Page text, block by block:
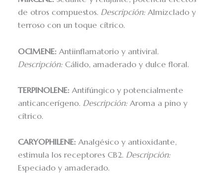
de otros compuestos. Descripción: Almizclado y
terroso con un toque cítrico.
OCIMENE: Antiinflamatorio y antiviral.
Descripción: Cálido, amaderado y dulce floral.
TERPINOLENE: Antifúngico y potencialmente
anticancerígeno. Descripción: Aroma a pino y
cítrico.
CARYOPHILENE: Analgésico y antioxidante,
estimula los receptores CB2. Descripción:
Especiado y amaderado.